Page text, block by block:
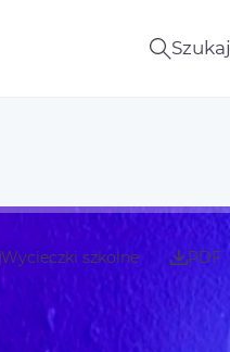
Szukaj
Wycieczki szkolne PDF